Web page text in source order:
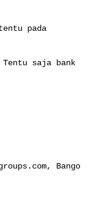
pada
saja bank
, Bango